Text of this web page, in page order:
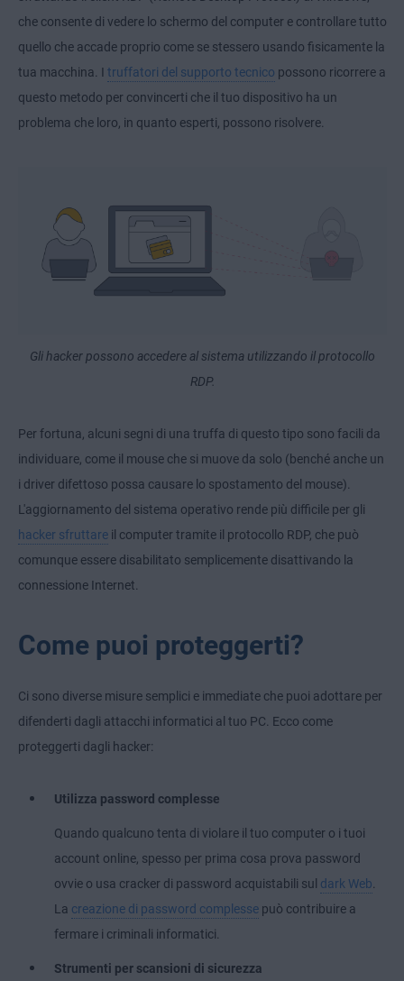
che consente di vedere lo schermo del computer e controllare tutto
quello che accade proprio come se stessero usando fisicamente la
tua macchina. I truffatori del supporto tecnico possono ricorrere a
questo metodo per convincerti che il tuo dispositivo ha un
problema che loro, in quanto esperti, possono risolvere.
Gli hacker possono accedere al sistema utilizzando il protocollo
RDP.
Per fortuna, alcuni segni di una truffa di questo tipo sono facili da
individuare, come il mouse che si muove da solo (benché anche un
i driver difettoso possa causare lo spostamento del mouse).
L'aggiornamento del sistema operativo rende più difficile per gli
hacker sfruttare il computer tramite il protocollo RDP, che può
comunque essere disabilitato semplicemente disattivando la
connessione Internet.
Come puoi proteggerti?
Ci sono diverse misure semplici e immediate che puoi adottare per
difenderti dagli attacchi informatici al tuo PC. Ecco come
proteggerti dagli hacker:
Utilizza password complesse
Quando qualcuno tenta di violare il tuo computer o i tuoi
account online, spesso per prima cosa prova password
ovvie o usa cracker di password acquistabili sul dark Web.
La creazione di password complesse può contribuire a
fermare i criminali informatici.
Strumenti per scansioni di sicurezza